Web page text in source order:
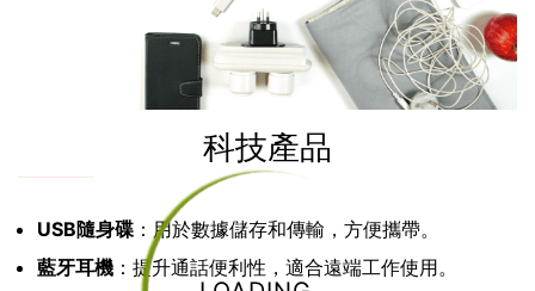
科技產品
USB隨身碟 ：用於數據儲存和傳輸，方便攜帶。
藍牙耳機 ：提升通話便利性，適合遠端工作使用。